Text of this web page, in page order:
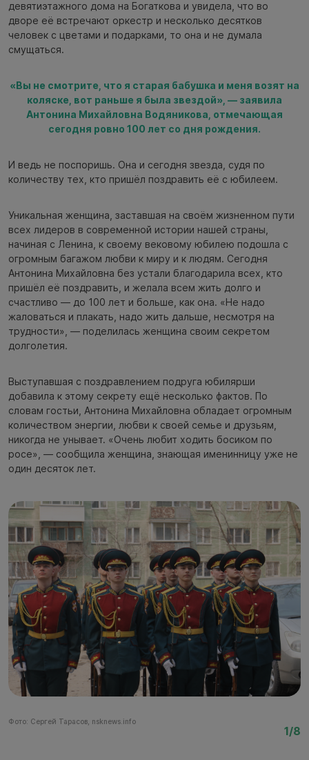
девятиэтажного дома на Богаткова и увидела, что во
дворе её встречают оркестр и несколько десятков
человек с цветами и подарками, то она и не думала
смущаться.
«Вы не смотрите, что я старая бабушка и меня возят на
коляске, вот раньше я была звездой», — заявила
Антонина Михайловна Водяникова, отмечающая
сегодня ровно 100 лет со дня рождения.
И ведь не поспоришь. Она и сегодня звезда, судя по
количеству тех, кто пришёл поздравить её с юбилеем.
Уникальная женщина, заставшая на своём жизненном пути
всех лидеров в современной истории нашей страны,
начиная с Ленина, к своему вековому юбилею подошла с
огромным багажом любви к миру и к людям. Сегодня
Антонина Михайловна без устали благодарила всех, кто
пришёл её поздравить, и желала всем жить долго и
счастливо — до 100 лет и больше, как она. «Не надо
жаловаться и плакать, надо жить дальше, несмотря на
трудности», — поделилась женщина своим секретом
долголетия.
Выступавшая с поздравлением подруга юбилярши
добавила к этому секрету ещё несколько фактов. По
словам гостьи, Антонина Михайловна обладает огромным
количеством энергии, любви к своей семье и друзьям,
никогда не унывает. «Очень любит ходить босиком по
росе», — сообщила женщина, знающая именинницу уже не
один десяток лет.
Фото: Сергей Тарасов, nsknews.info
1/8